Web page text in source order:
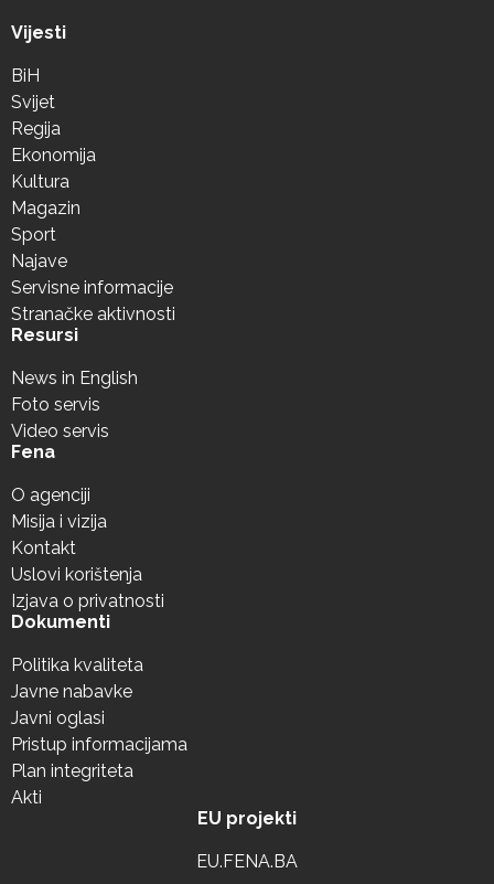
Vijesti
BiH
Svijet
Regija
Ekonomija
Kultura
Magazin
Sport
Najave
Servisne informacije
Stranačke aktivnosti
Resursi
News in English
Foto servis
Video servis
Fena
O agenciji
Misija i vizija
Kontakt
Uslovi korištenja
Izjava o privatnosti
Dokumenti
Politika kvaliteta
Javne nabavke
Javni oglasi
Pristup informacijama
Plan integriteta
Akti
EU projekti
EU.FENA.BA